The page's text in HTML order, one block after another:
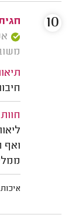
משוב: 08/
ואף
איכות
10